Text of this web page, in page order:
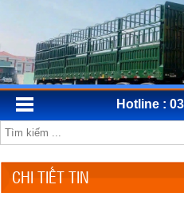
Hotline :
CHI TIẾT TIN